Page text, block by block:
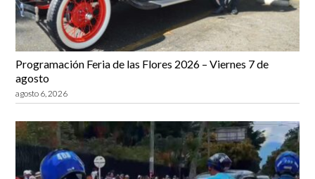
Programación Feria de las Flores 2026 – Viernes 7 de
agosto
agosto 6, 2026